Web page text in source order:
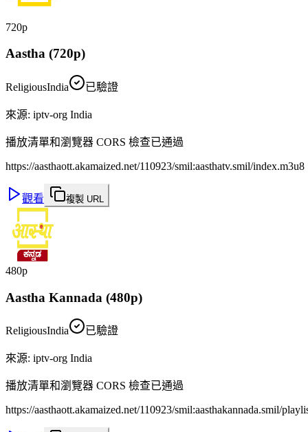
720p
Aastha (720p)
ReligiousIndia 已驗證
來源: iptv-org India
播放清單和瀏覽器 CORS 檢查已通過
https://aasthaott.akamaized.net/110923/smil:aasthatv.smil/index.m3u8
觀看 複製 URL
480p
Aastha Kannada (480p)
ReligiousIndia 已驗證
來源: iptv-org India
播放清單和瀏覽器 CORS 檢查已通過
https://aasthaott.akamaized.net/110923/smil:aasthakannada.smil/